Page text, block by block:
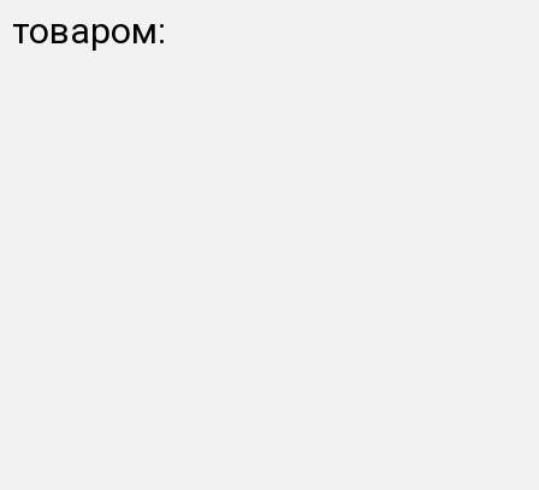
товаром: